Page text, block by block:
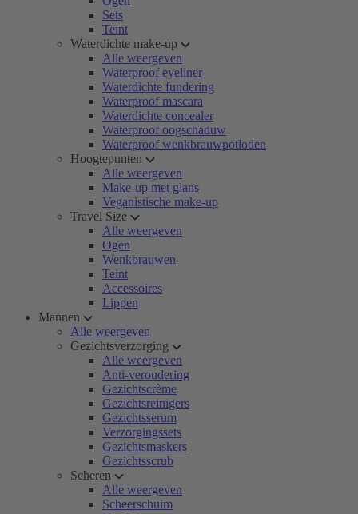
Sets
Teint
Waterdichte make-up
Alle weergeven
Waterproof eyeliner
Waterdichte fundering
Waterproof mascara
Waterdichte concealer
Waterproof oogschaduw
Waterproof wenkbrauwpotloden
Hoogtepunten
Alle weergeven
Make-up met glans
Veganistische make-up
Travel Size
Alle weergeven
Ogen
Wenkbrauwen
Teint
Accessoires
Lippen
Mannen
Alle weergeven
Gezichtsverzorging
Alle weergeven
Anti-veroudering
Gezichtscrème
Gezichtsreinigers
Gezichtsserum
Verzorgingssets
Gezichtsmaskers
Gezichtsscrub
Scheren
Alle weergeven
Scheerschuim